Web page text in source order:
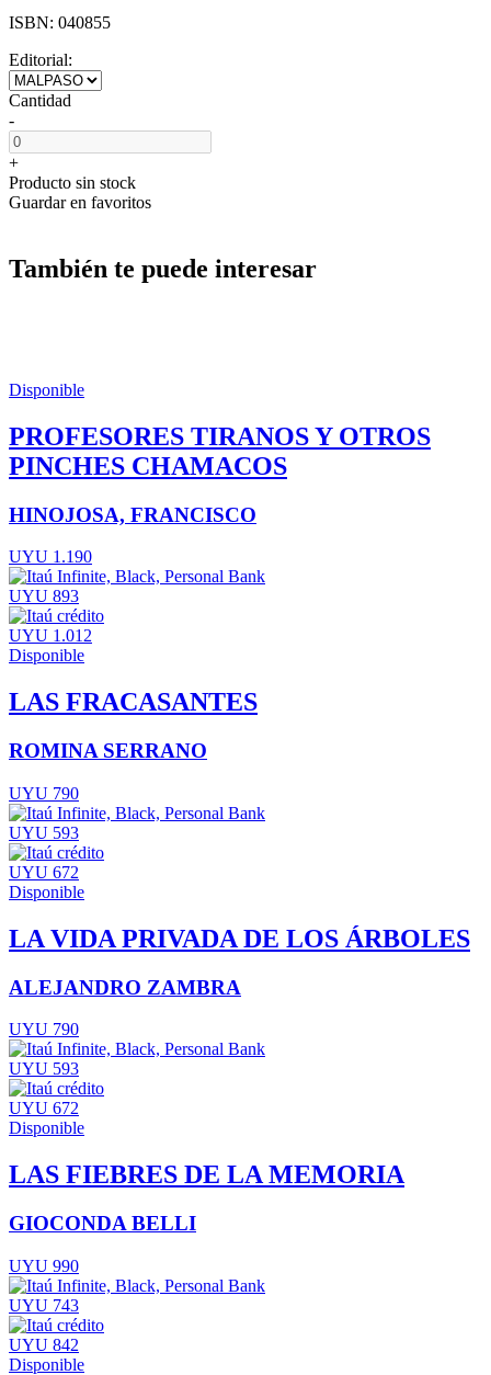
ISBN: 040855
Editorial:
Cantidad
-
+
Producto sin stock
Guardar en favoritos
También te puede interesar
Disponible
PROFESORES TIRANOS Y OTROS
PINCHES CHAMACOS
HINOJOSA, FRANCISCO
UYU 1.190
UYU 893
UYU 1.012
Disponible
LAS FRACASANTES
ROMINA SERRANO
UYU 790
UYU 593
UYU 672
Disponible
LA VIDA PRIVADA DE LOS ÁRBOLES
ALEJANDRO ZAMBRA
UYU 790
UYU 593
UYU 672
Disponible
LAS FIEBRES DE LA MEMORIA
GIOCONDA BELLI
UYU 990
UYU 743
UYU 842
Disponible